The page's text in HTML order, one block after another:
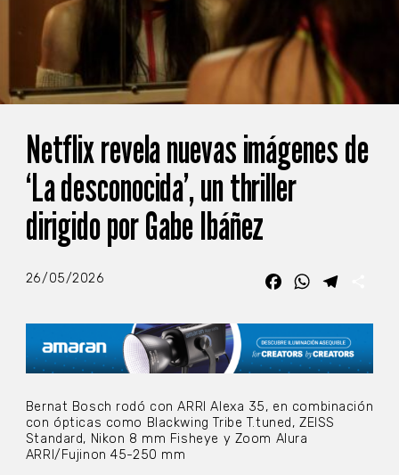
Netflix revela nuevas imágenes de
‘La desconocida’, un thriller
dirigido por Gabe Ibáñez
26/05/2026 FacebookWhatsApp
Bernat Bosch rodó con ARRI Alexa 35, en combinación
con ópticas como Blackwing Tribe T.tuned, ZEISS
Standard, Nikon 8 mm Fisheye y Zoom Alura
ARRI/Fujinon 45-250 mm